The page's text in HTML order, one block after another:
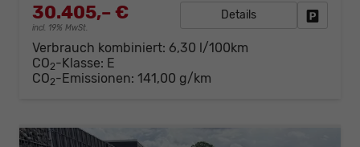
30.405,– €
incl. 19% MwSt.
Details
Verbrauch kombiniert: 6,30 l/100km
CO2-Klasse: E
CO2-Emissionen: 141,00 g/km